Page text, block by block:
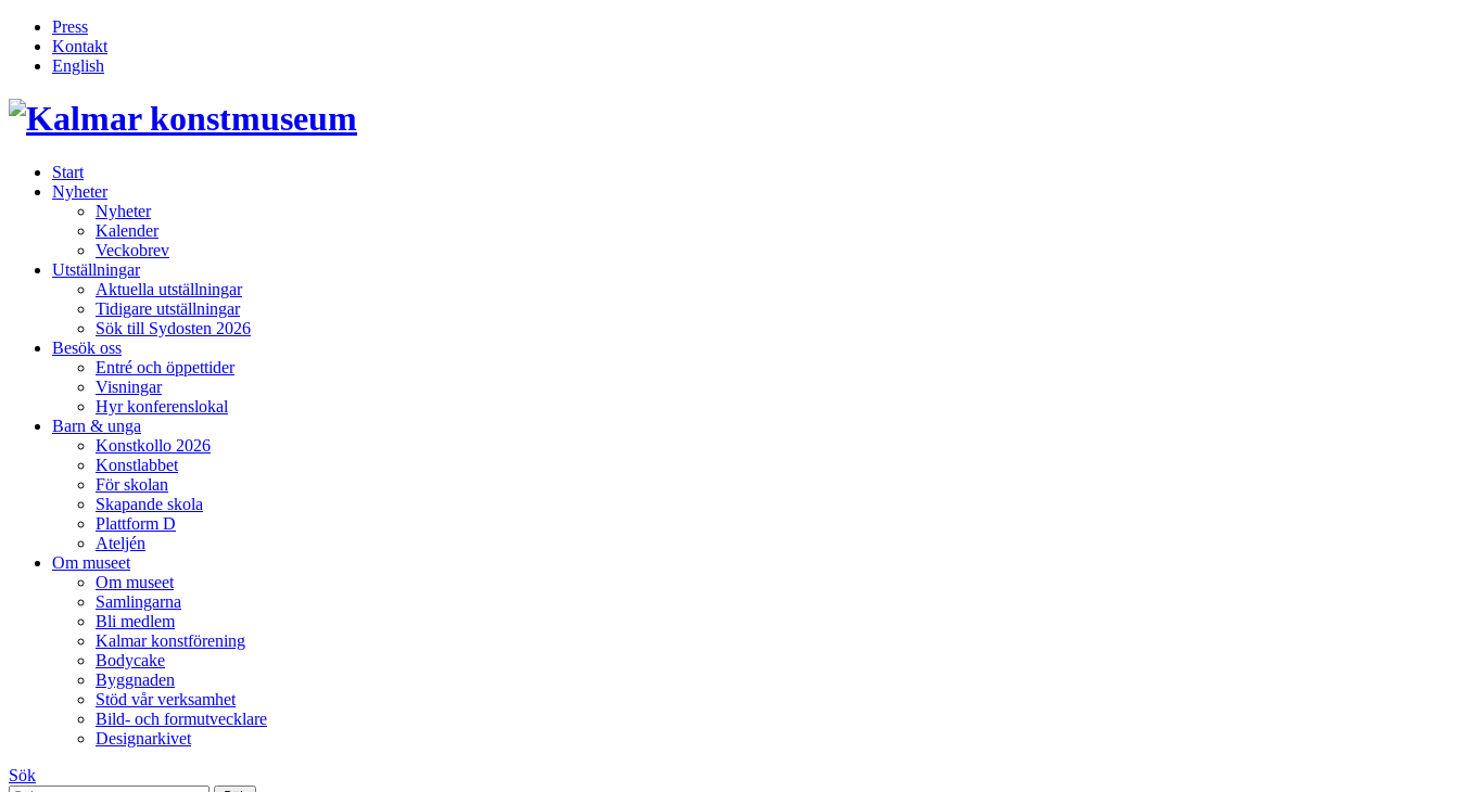
Press
Kontakt
English
Inläggsnavigering
Start
Nyheter
Nyheter
Kalender
Veckobrev
Utställningar
Aktuella utställningar
Tidigare utställningar
Sök till Sydosten 2026
Besök oss
Entré och öppettider
Visningar
Hyr konferenslokal
Barn & unga
Konstkollo 2026
Konstlabbet
För skolan
Skapande skola
Plattform D
Ateljén
Om museet
Om museet
Samlingarna
Bli medlem
Kalmar konstförening
Bodycake
Byggnaden
Stöd vår verksamhet
Bild- och formutvecklare
Designarkivet
Sök